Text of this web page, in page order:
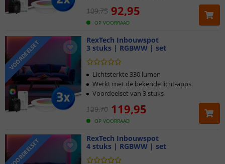
OP VOORRAAD
109,75 92,95
VOORDEELSET
RexTech Inbouwspot
3 stuks | RGBWW | set
OP VOORRAAD
139,70 119,95
Lichtsterkte 330 lumen
Werkt met de bekende licht-apps
Voordeelset van 3 stuks
VOORDEELSET
RexTech Inbouwspot
4 stuks | RGBWW | set
Klantbeoordeling 9.1